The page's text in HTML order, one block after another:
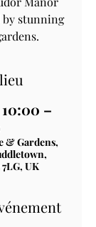
by stunning
10:00 –
& Gardens,
UK